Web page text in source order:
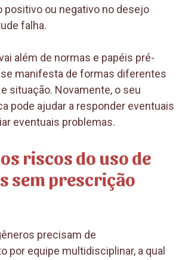
positivo ou negativo no desejo
falha.
além de normas e papéis pré-
manifesta de formas diferentes
situação. Novamente, o seu
pode ajudar a responder eventuais
eventuais problemas.
riscos do uso de
sem prescrição
precisam de
por equipe multidisciplinar, a qual